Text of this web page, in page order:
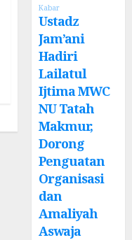
Kabar
Ustadz
Jam’ani
Hadiri
Lailatul
Ijtima MWC
NU Tatah
Makmur,
Dorong
Penguatan
Organisasi
dan
Amaliyah
Aswaja